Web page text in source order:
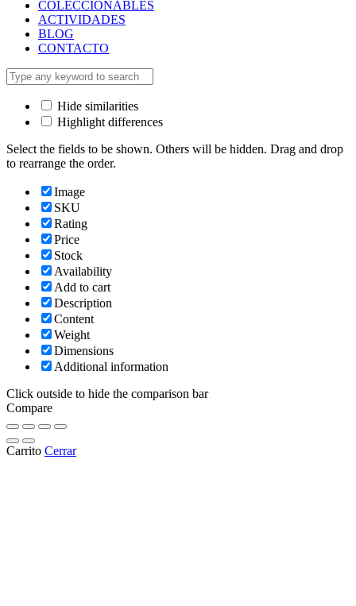
COLECCIONABLES
ACTIVIDADES
BLOG
CONTACTO
Hide similarities
Highlight differences
Select the fields to be shown. Others will be hidden. Drag and drop
to rearrange the order.
Image
SKU
Rating
Price
Stock
Availability
Add to cart
Description
Content
Weight
Dimensions
Additional information
Click outside to hide the comparison bar
Compare
Carrito Cerrar